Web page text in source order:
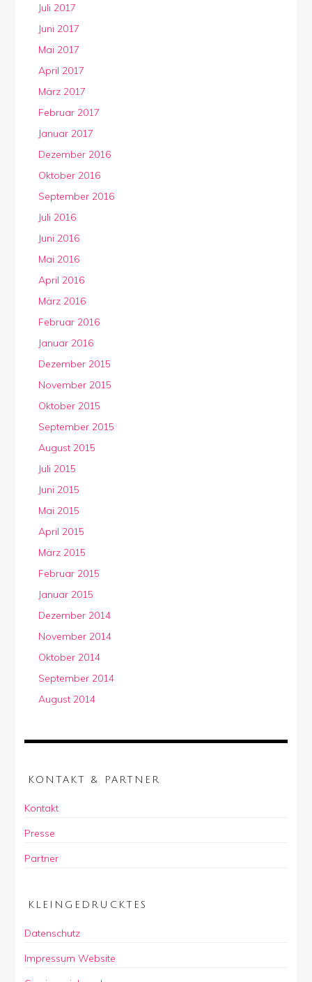
Juli 2017
Juni 2017
Mai 2017
April 2017
März 2017
Februar 2017
Januar 2017
Dezember 2016
Oktober 2016
September 2016
Juli 2016
Juni 2016
Mai 2016
April 2016
März 2016
Februar 2016
Januar 2016
Dezember 2015
November 2015
Oktober 2015
September 2015
August 2015
Juli 2015
Juni 2015
Mai 2015
April 2015
März 2015
Februar 2015
Januar 2015
Dezember 2014
November 2014
Oktober 2014
September 2014
August 2014
KONTAKT & PARTNER
Kontakt
Presse
Partner
KLEINGEDRUCKTES
Datenschutz
Impressum Website